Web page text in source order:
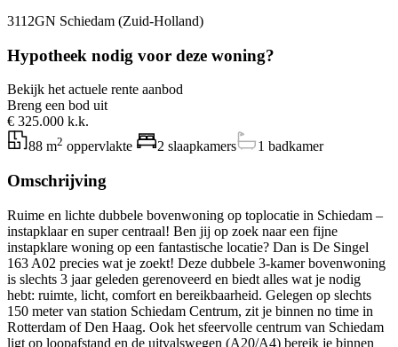
3112GN Schiedam (Zuid-Holland)
Hypotheek nodig voor deze woning?
Bekijk het actuele rente aanbod
Breng een bod uit
€ 325.000 k.k.
88 m2 oppervlakte 2 slaapkamers 1 badkamer
Omschrijving
Ruime en lichte dubbele bovenwoning op toplocatie in Schiedam –
instapklaar en super centraal! Ben jij op zoek naar een fijne
instapklare woning op een fantastische locatie? Dan is De Singel
163 A02 precies wat je zoekt! Deze dubbele 3-kamer bovenwoning
is slechts 3 jaar geleden gerenoveerd en biedt alles wat je nodig
hebt: ruimte, licht, comfort en bereikbaarheid. Gelegen op slechts
150 meter van station Schiedam Centrum, zit je binnen no time in
Rotterdam of Den Haag. Ook het sfeervolle centrum van Schiedam
ligt op loopafstand en de uitvalswegen (A20/A4) bereik je binnen